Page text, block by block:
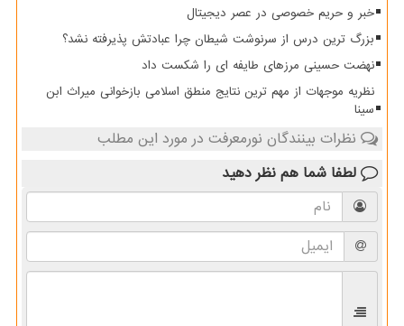
خبر و حریم خصوصی در عصر دیجیتال
بزرگ ترین درس از سرنوشت شیطان چرا عبادتش پذیرفته نشد؟
نهضت حسینی مرزهای طایفه ای را شکست داد
نظریه موجهات از مهم ترین نتایج منطق اسلامی بازخوانی میراث ابن
سینا
نظرات بینندگان نورمعرفت در مورد این مطلب
لطفا شما هم نظر دهید